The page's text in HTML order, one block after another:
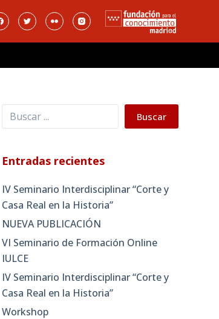
Buscar Buscar
Entradas recientes
IV Seminario Interdisciplinar “Corte y
Casa Real en la Historia”
NUEVA PUBLICACIÓN
VI Seminario de Formación Online
IULCE
IV Seminario Interdisciplinar “Corte y
Casa Real en la Historia”
Workshop